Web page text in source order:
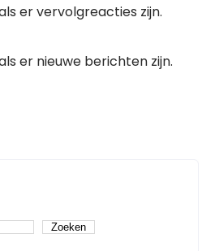
er vervolgreacties zijn.
er nieuwe berichten zijn.
Zoeken